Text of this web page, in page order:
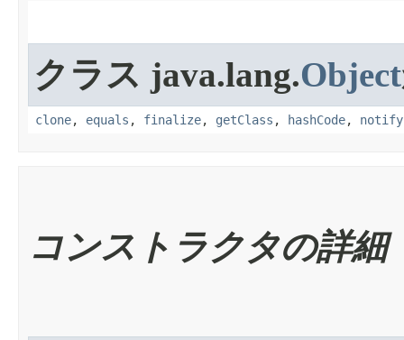
クラス java.lang.Object
clone, equals , finalize, getClass , hashCode, notify
コンストラクタの詳細